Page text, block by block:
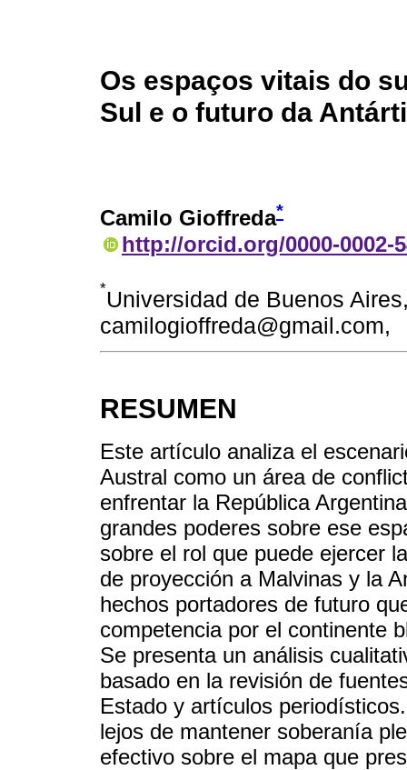
Os espaços vitais do
Sul e o futuro da
Camilo Gioffreda*
http://orcid.org/0000-0002-
*Universidad de Buenos
camilogioffreda@gmail.com,
RESUMEN
Este artículo analiza el
Austral como un área de
enfrentar la República
grandes poderes sobre ese
sobre el rol que puede ejercer
de proyección a Malvinas y la
hechos portadores de futuro
competencia por el continente
Se presenta un análisis
basado en la revisión de
Estado y artículos
lejos de mantener soberanía
efectivo sobre el mapa que